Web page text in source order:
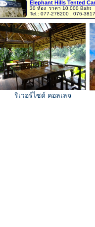
Elephant Hills Tented
30 ห้อง ราคา 10,000 Baht
Tel.: 077-278200 , 076-
ริเวอร์ไซด์ คอลเลจ